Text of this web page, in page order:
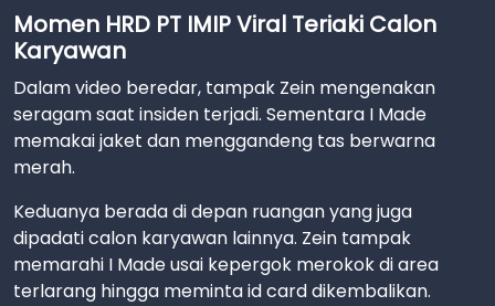
Momen HRD PT IMIP Viral Teriaki Calon
Karyawan
Dalam video beredar, tampak Zein mengenakan
seragam saat insiden terjadi. Sementara I Made
memakai jaket dan menggandeng tas berwarna
merah.
Keduanya berada di depan ruangan yang juga
dipadati calon karyawan lainnya. Zein tampak
memarahi I Made usai kepergok merokok di area
terlarang hingga meminta id card dikembalikan.